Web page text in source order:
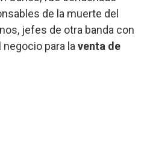
de la muerte del
jefes de otra banda con
negocio para la venta de